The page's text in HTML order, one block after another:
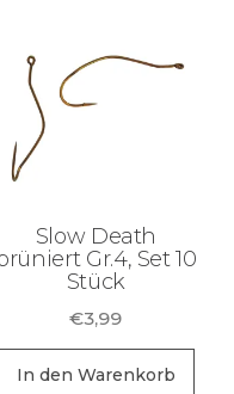
Slow Death
brüniert Gr.4, Set 10
Stück
€3,99
In den Warenkorb